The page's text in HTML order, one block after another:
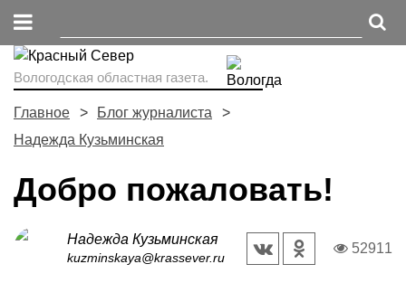
Вологодская областная газета.
Главное
Блог журналиста
Надежда Кузьминская
Добро пожаловать!
Надежда Кузьминская
kuzminskaya@krassever.ru
52911